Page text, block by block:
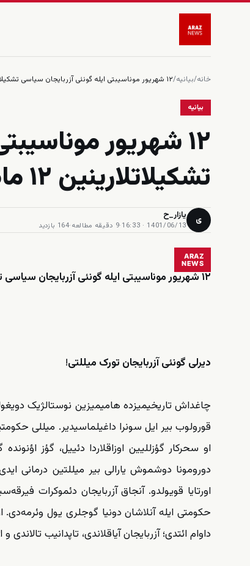
خانه/بیانیه/۱۲ شهریور موناسیبتی ایله گونئی آزربایجان سیاسی تشکیلاتلارینین ۱۲ مادده‌لیک بیاننامه‌سی
بیانیه
۱۲ شهریور
تشکیلاتلارینین ۱۲ مادده‌لیک بیاننامه‌سی
ی یازار_ح
1401/06/13 · 16:33
·9 دقیقه مطالعه ·164 بازدید
ARAZ
NEWS
۱۲شهریور موناسیبتی ایله گونئی آزربایجان سیاسی
دیرلی گونئی آزربایجان تورک میللتی!
چاغداش تاریخیمیزده هامیمیزین نوستالژیک
قورولوب بیر ایل سونرا داغیلماسیدیر. میللی
او سحرکار گؤزللیین اوزاقلاردا دئییل، گؤز
اورتایا قویولدو. آنجاق آزربایجان دئموکرات
حکومتی ایله آنلاشان دونیا گوجلری یول وئرمه‌دی.
داوام ائتدی؛ آزربایجان آیاقلاندی، تاپدانیب